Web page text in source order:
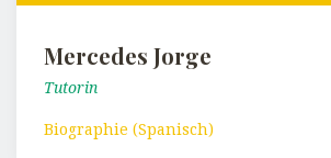
Mercedes Jorge
Tutorin
Biographie (Spanisch)